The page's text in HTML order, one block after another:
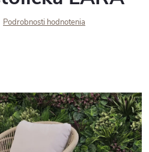
Podrobnosti hodnotenia